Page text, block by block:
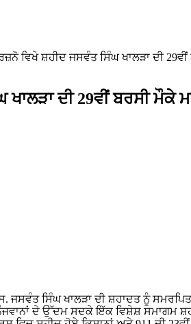
ਵਿਖੇ ਸ਼ਹੀਦ ਜਸਵੰਤ ਸਿੰਘ ਖਾਲੜਾ ਦੀ
ਖਾਲੜਾ ਦੀ 29ਵੀਂ ਬਰਸੀ
ਜਸਵੰਤ ਸਿੰਘ ਖਾਲੜਾ ਦੀ ਸ਼ਹਾਦਤ ਨੂੰ
ਦੇ ਉੱਦਮ ਸਦਕੇ ਇੱਕ ਵਿਸ਼ੇਸ਼ ਸਮਾਗਮ